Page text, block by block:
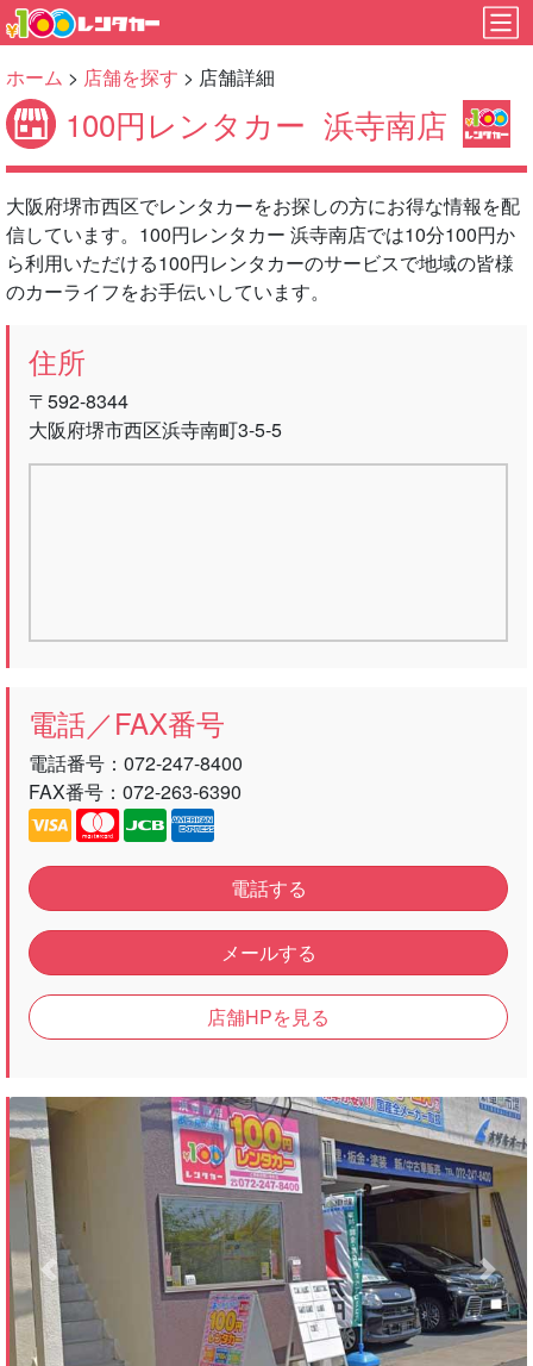
ホーム > 店舗を探す > 店舗詳細
100円レンタカー 浜寺南店
大阪府堺市西区でレンタカーをお探しの方にお得な情報を配
信しています。100円レンタカー 浜寺南店では10分100円か
ら利用いただける100円レンタカーのサービスで地域の皆様
のカーライフをお手伝いしています。
住所
〒592-8344
大阪府堺市西区浜寺南町3-5-5
電話／FAX番号
電話番号： 072-247-8400
FAX番号：072-263-6390
電話する
メールする
店舗HPを見る
Previous Next